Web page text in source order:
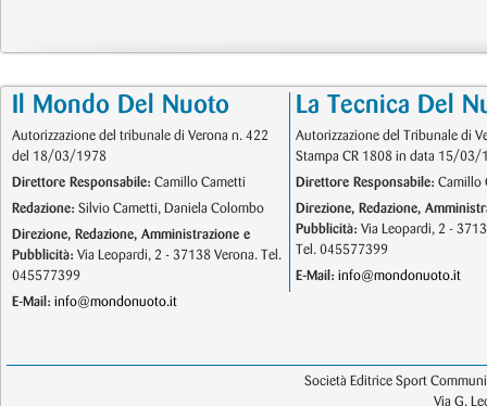
Il Mondo Del Nuoto
Autorizzazione del tribunale di Verona n. 422
del 18/03/1978
Direttore Responsabile: Camillo Cametti
Redazione: Silvio Cametti, Daniela Colombo
Direzione, Redazione, Amministrazione e
Pubblicità: Via Leopardi, 2 - 37138 Verona. Tel.
045577399
E-Mail: info@mondonuoto.it
La Tecnica Del
Autorizzazione del Tribunale di
Stampa CR 1808 in data 15/03/
Direttore Responsabile: Camillo
Direzione, Redazione,
Pubblicità: Via Leopardi, 2 -
Tel. 045577399
E-Mail: info@mondonuoto.it
Società Editrice Sport
Via G.